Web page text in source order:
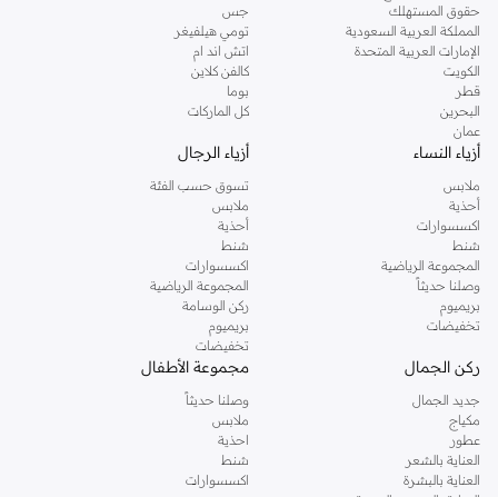
حقوق المستهلك
المملكة العربية السعودية
الإمارات العربية المتحدة
الكويت
قطر
البحرين
عمان
جس
تومي هيلفيغر
اتش اند ام
كالفن كلاين
بوما
كل الماركات
أزياء النساء
ملابس
أحذية
اكسسوارات
شنط
المجموعة الرياضية
وصلنا حديثاً
بريميوم
تخفيضات
أزياء الرجال
تسوق حسب الفئة
ملابس
أحذية
شنط
اكسسوارات
المجموعة الرياضية
ركن الوسامة
بريميوم
تخفيضات
ركن الجمال
جديد الجمال
مكياج
عطور
العناية بالشعر
العناية بالبشرة
مجموعة الأطفال
وصلنا حديثاً
ملابس
احذية
شنط
اكسسوارات